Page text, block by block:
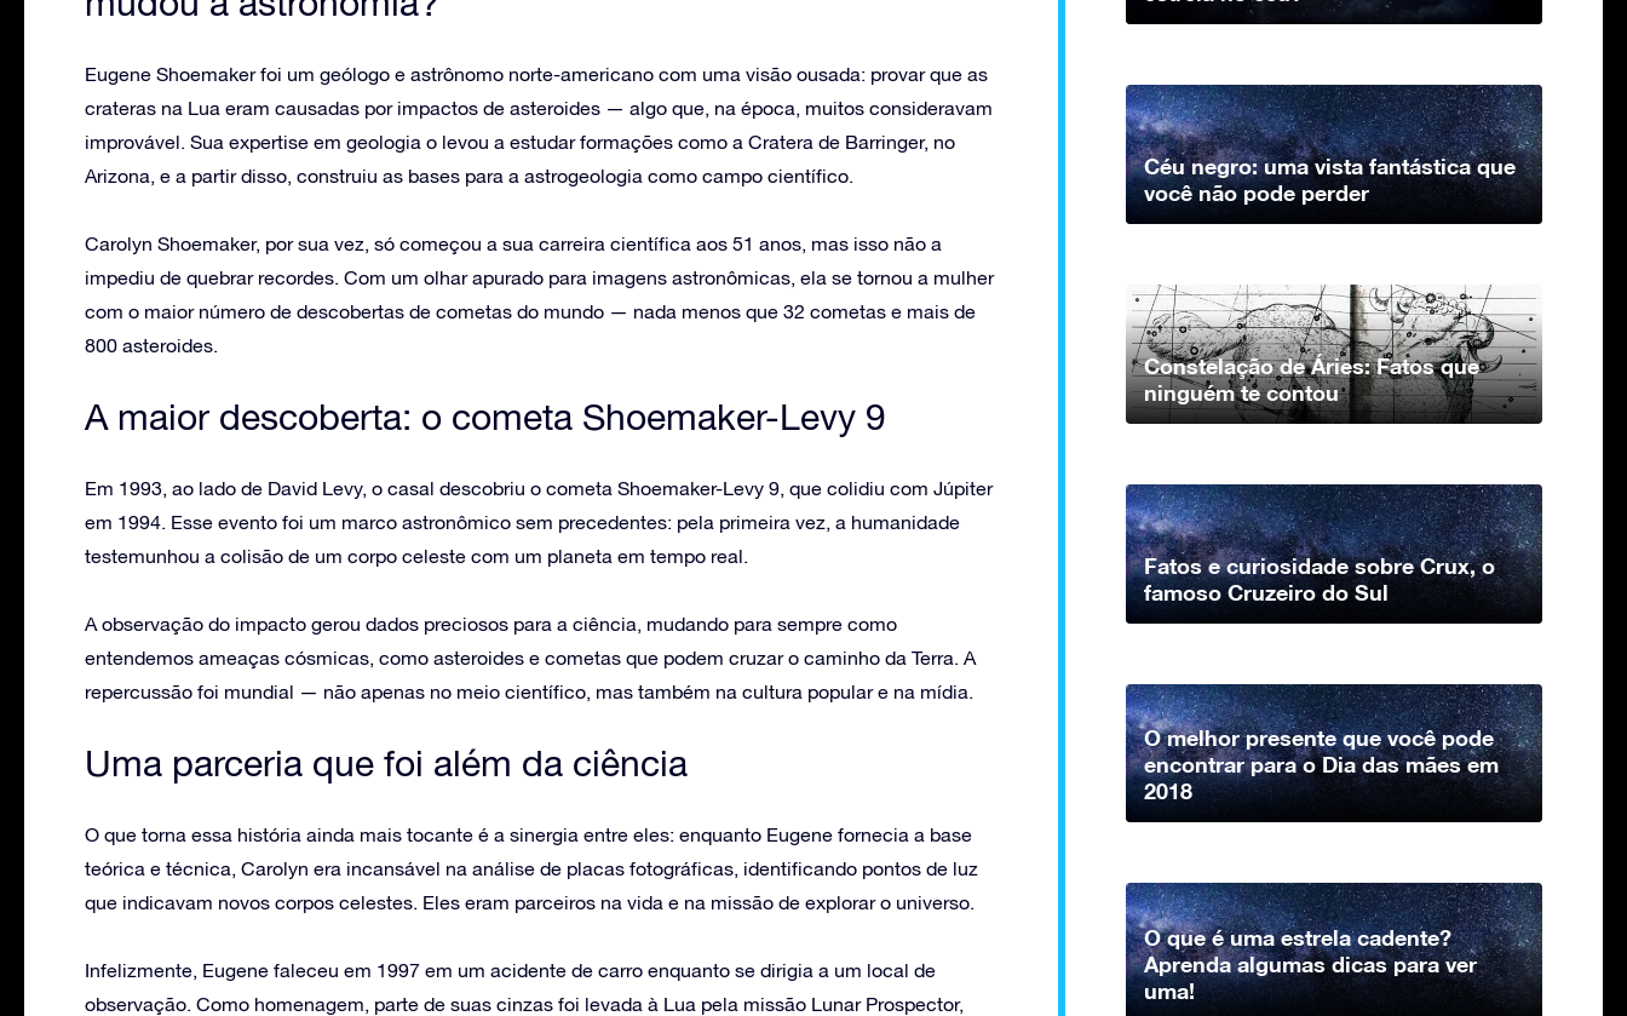
Eugene Shoemaker foi um geólogo e astrônomo norte-americano com uma visão ousada: provar que as
crateras na Lua eram causadas por impactos de asteroides — algo que, na época, muitos consideravam
improvável. Sua expertise em geologia o levou a estudar formações como a Cratera de Barringer, no
Arizona, e a partir disso, construiu as bases para a astrogeologia como campo científico.
Carolyn Shoemaker, por sua vez, só começou a sua carreira científica aos 51 anos, mas isso não a
impediu de quebrar recordes. Com um olhar apurado para imagens astronômicas, ela se tornou a mulher
com o maior número de descobertas de cometas do mundo — nada menos que 32 cometas e mais de
800 asteroides.
A maior descoberta: o cometa Shoemaker-Levy 9
Em 1993, ao lado de David Levy, o casal descobriu o cometa Shoemaker-Levy 9, que colidiu com Júpiter
em 1994. Esse evento foi um marco astronômico sem precedentes: pela primeira vez, a humanidade
testemunhou a colisão de um corpo celeste com um planeta em tempo real.
A observação do impacto gerou dados preciosos para a ciência, mudando para sempre como
entendemos ameaças cósmicas, como asteroides e cometas que podem cruzar o caminho da Terra. A
repercussão foi mundial — não apenas no meio científico, mas também na cultura popular e na mídia.
Uma parceria que foi além da ciência
O que torna essa história ainda mais tocante é a sinergia entre eles: enquanto Eugene fornecia a base
teórica e técnica, Carolyn era incansável na análise de placas fotográficas, identificando pontos de luz
que indicavam novos corpos celestes. Eles eram parceiros na vida e na missão de explorar o universo.
Infelizmente, Eugene faleceu em 1997 em um acidente de carro enquanto se dirigia a um local de
observação. Como homenagem, parte de suas cinzas foi levada à Lua pela missão Lunar Prospector,
Céu negro: uma vista fantástica que
você não pode perder
Constelação de Áries: Fatos que
ninguém te contou
Fatos e curiosidade sobre Crux, o
famoso Cruzeiro do Sul
O melhor presente que você pode
encontrar para o Dia das mães em
2018
O que é uma estrela cadente?
Aprenda algumas dicas para ver
uma!